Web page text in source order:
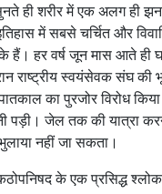
ही शरीर में एक अलग ही
में सबसे चर्चित और
हैं। हर वर्ष जून मास आते ही
राष्ट्रीय स्वयंसेवक संघ की
का पुरजोर विरोध किया
पड़ी। जेल तक की यात्रा
नहीं जा सकता।
के एक प्रसिद्ध